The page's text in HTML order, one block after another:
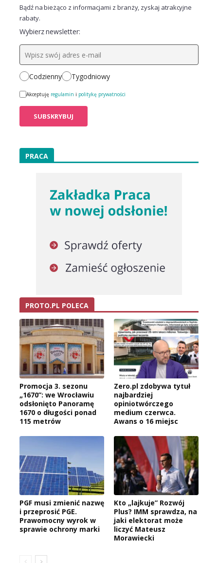
Bądź na bieżąco z informacjami z branży, zyskaj atrakcyjne
rabaty.
Wybierz newsletter:
Codzienny Tygodniowy
Akceptuję regulamin i politykę prywatności
PRACA
PROTO.PL POLECA
Promocja 3. sezonu
„1670”: we Wrocławiu
odsłonięto Panoramę
1670 o długości ponad
115 metrów
Zero.pl zdobywa tytuł
najbardziej
opiniotwórczego
medium czerwca.
Awans o 16 miejsc
PGF musi zmienić nazwę
i przeprosić PGE.
Prawomocny wyrok w
sprawie ochrony marki
Kto „lajkuje” Rozwój
Plus? IMM sprawdza, na
jaki elektorat może
liczyć Mateusz
Morawiecki